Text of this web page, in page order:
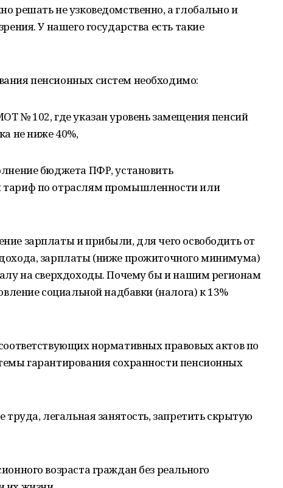
решать не узковедомственно, а глобально и
У нашего государства есть такие
пенсионных систем необходимо:
№ 102, где указан уровень замещения пенсий
не ниже 40%,
бюджета ПФР, установить
по отраслям промышленности или
зарплаты и прибыли, для чего освободить от
зарплаты (ниже прожиточного минимума)
на сверхдоходы. Почему бы и нашим регионам
социальной надбавки (налога) к 13%
нормативных правовых актов по
гарантирования сохранности пенсионных
легальная занятость, запретить скрытую
возраста граждан без реального